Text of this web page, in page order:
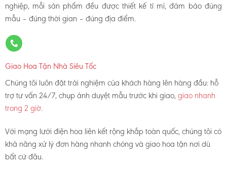
nghiệp, mỗi sản phẩm đều được thiết kế tỉ mỉ, đảm bảo đúng
mẫu – đúng thời gian – đúng địa điểm.
Giao Hoa Tận Nhà Siêu Tốc
Chúng tôi luôn đặt trải nghiệm của khách hàng lên hàng đầu: hỗ
trợ tư vấn 24/7, chụp ảnh duyệt mẫu trước khi giao,giao nhanh
trong 2 giờ.
Với mạng lưới điện hoa liên kết rộng khắp toàn quốc, chúng tôi có
khả năng xử lý đơn hàng nhanh chóng và giao hoa tận nơi dù
bất cứ đâu.